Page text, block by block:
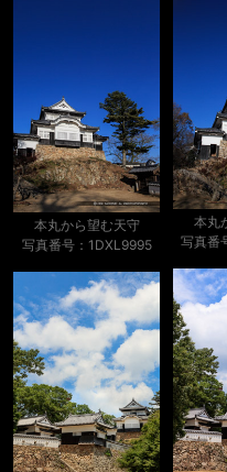
本丸
写真番
本丸から望む天守
写真番号：1DXL9995